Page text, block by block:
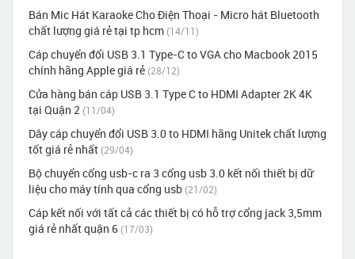
Bán Mic Hát Karaoke Cho Điện Thoại - Micro hát Bluetooth
chất lượng giá rẻ tại tp hcm (14/11)
Cáp chuyển đổi USB 3.1 Type-C to VGA cho Macbook 2015
chính hãng Apple giá rẻ (28/12)
Cửa hàng bán cáp USB 3.1 Type C to HDMI Adapter 2K 4K
tại Quận 2 (11/04)
Dây cáp chuyển đổi USB 3.0 to HDMI hãng Unitek chất lượng
tốt giá rẻ nhất (29/04)
Bộ chuyển cổng usb-c ra 3 cổng usb 3.0 kết nối thiết bị dữ
liệu cho máy tính qua cổng usb (21/02)
Cáp kết nối với tất cả các thiết bị có hỗ trợ cổng jack 3,5mm
giá rẻ nhất quận 6 (17/03)